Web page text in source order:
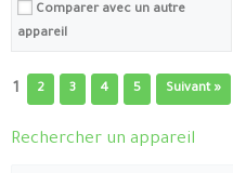
Comparer avec un autre
appareil
1 2 3 4 5 Suivant »
Rechercher un appareil